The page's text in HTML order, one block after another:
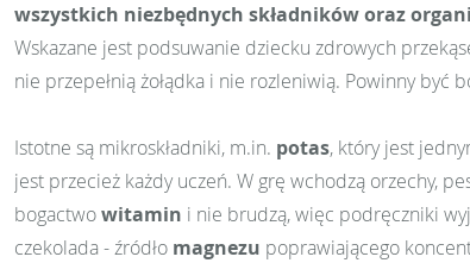
wszystkich niezbędnych składników oraz
Wskazane jest podsuwanie dziecku zdrowych
nie przepełnią żołądka i nie rozleniwią. Powinny być
Istotne są mikroskładniki, m.in. potas, który jest
jest przecież każdy uczeń. W grę wchodzą orzechy,
bogactwowitamin i nie brudzą, więc podręczniki
czekolada - źródło magnezu poprawiającego